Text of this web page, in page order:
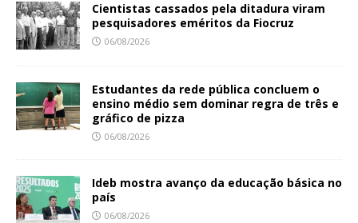
Cientistas cassados pela ditadura viram
pesquisadores eméritos da Fiocruz
06/08/2026
Estudantes da rede pública concluem o
ensino médio sem dominar regra de três e
gráfico de pizza
06/08/2026
Ideb mostra avanço da educação básica no
país
06/08/2026